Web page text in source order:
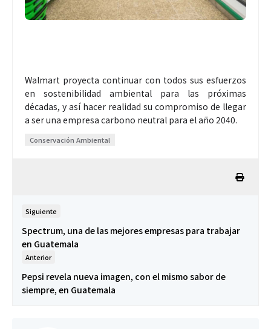
Walmart proyecta continuar con todos sus esfuerzos
en sostenibilidad ambiental para las próximas
décadas, y así hacer realidad su compromiso de llegar
a ser una empresa carbono neutral para el año 2040.
Conservación Ambiental
Siguiente
Spectrum, una de las mejores empresas para trabajar
en Guatemala
Anterior
Pepsi revela nueva imagen, con el mismo sabor de
siempre, en Guatemala